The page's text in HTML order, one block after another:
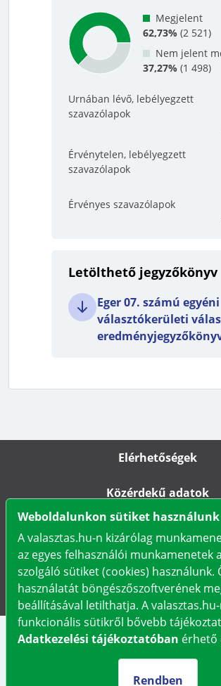
Megjelent
62,73% (2 521)
Nem jelent
37,27% (1 498)
Urnában lévő, lebélyegzett
szavazólapok
Érvénytelen, lebélyegzett
szavazólapok
Érvényes szavazólapok
Letölthető jegyzőkönyv
Eger 07. számú egyéni
választókerületi
Elérhetőségek
Közérdekű adatok
Karrier
Adatkezelési
Weboldalunkon sütiket használunk
A valasztas.hu-n kizárólag
az egyes felhasználói munkamenetek
szolgáló sütiket (cookies) használunk.
használatát böngészőszoftverének
beállításával letilthatja. A
funkcionális sütikről bővebb
Adatkezelési tájékoztatóban érhető
Rendben